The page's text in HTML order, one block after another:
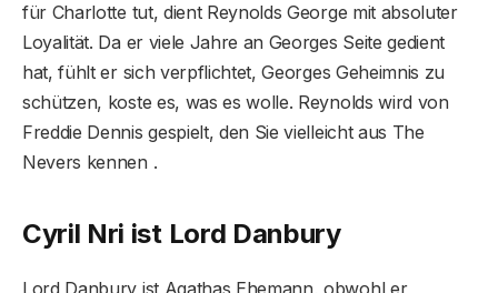
für Charlotte tut, dient Reynolds George mit absoluter
Loyalität. Da er viele Jahre an Georges Seite gedient
hat, fühlt er sich verpflichtet, Georges Geheimnis zu
schützen, koste es, was es wolle. Reynolds wird von
Freddie Dennis gespielt, den Sie vielleicht aus The
Nevers kennen .
Cyril Nri ist Lord Danbury
Lord Danbury ist Agathas Ehemann, obwohl er